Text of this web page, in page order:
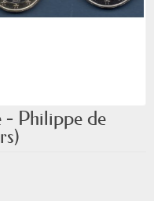
- Philippe de